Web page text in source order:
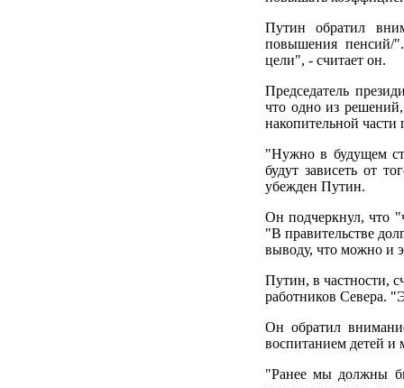
Путин обратил
повышения пенсий/
цели", - считает он.
Председатель
что одно из
накопительной
"Нужно в будущем
будут зависеть от
убежден Путин.
Он подчеркнул, что
"В правительстве
выводу, что можно и
Путин, в частности,
работников Севера.
Он обратил
воспитанием детей и
"Ранее мы должны